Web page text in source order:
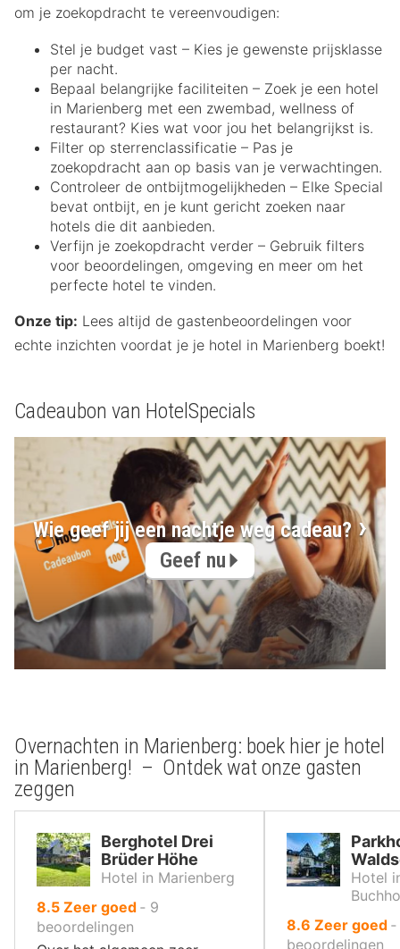
om je zoekopdracht te vereenvoudigen:
Stel je budget vast – Kies je gewenste prijsklasse
per nacht.
Bepaal belangrijke faciliteiten – Zoek je een hotel
in Marienberg met een zwembad, wellness of
restaurant? Kies wat voor jou het belangrijkst is.
Filter op sterrenclassificatie – Pas je
zoekopdracht aan op basis van je verwachtingen.
Controleer de ontbijtmogelijkheden – Elke Special
bevat ontbijt, en je kunt gericht zoeken naar
hotels die dit aanbieden.
Verfijn je zoekopdracht verder – Gebruik filters
voor beoordelingen, omgeving en meer om het
perfecte hotel te vinden.
Onze tip: Lees altijd de gastenbeoordelingen voor
echte inzichten voordat je je hotel in Marienberg boekt!
Cadeaubon van HotelSpecials
Wie geef jij een nachtje weg cadeau?
Geef nu
Overnachten in Marienberg: boek hier je hotel
in Marienberg! – Ontdek wat onze gasten
zeggen
Berghotel Drei
Brüder Höhe
Hotel in Marienberg
8.5uit
10
,
Zeer goed ‐ 9
beoordelingen
Hotel
8.6 uit
10
Zeer goed ‐
beoordelingen